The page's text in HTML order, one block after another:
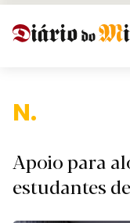
Na
Apoio para
estudantes